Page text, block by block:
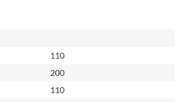
110
200
110